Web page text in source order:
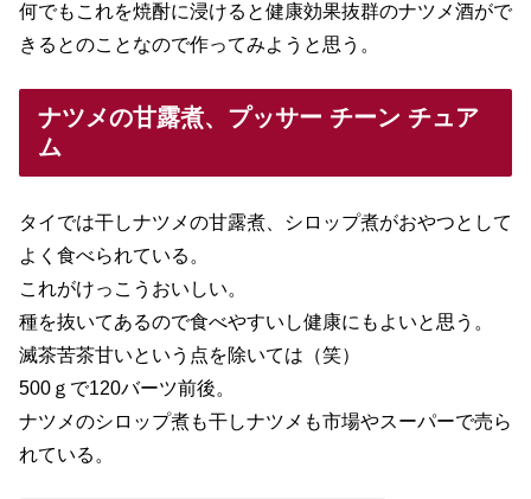
何でもこれを焼酎に浸けると健康効果抜群のナツメ酒がで
きるとのことなので作ってみようと思う。
ナツメの甘露煮、プッサー チーン チュア
ム
タイでは干しナツメの甘露煮、シロップ煮がおやつとして
よく食べられている。
これがけっこうおいしい。
種を抜いてあるので食べやすいし健康にもよいと思う。
滅茶苦茶甘いという点を除いては（笑）
500ｇで120バーツ前後。
ナツメのシロップ煮も干しナツメも市場やスーパーで売ら
れている。